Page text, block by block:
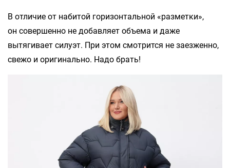
В отличие от набитой горизонтальной «разметки»,
он совершенно не добавляет объема и даже
вытягивает силуэт. При этом смотрится не заезженно,
свежо и оригинально. Надо брать!